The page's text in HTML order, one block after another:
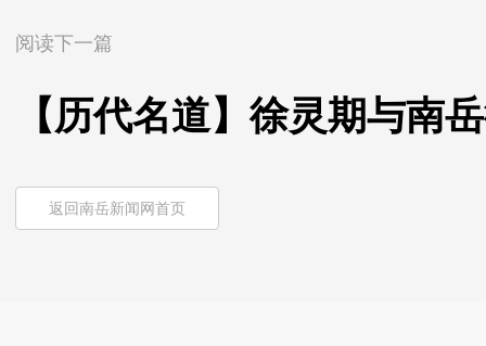
阅读下一篇
【历代名道】徐灵期与南
返回南岳新闻网首页